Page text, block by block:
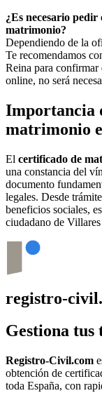
¿Es necesario
matrimonio?
Dependiendo de la
Te recomendamos
Reina para confirmar
online, no será
Importancia
matrimonio
El certificado de
una constancia del
documento
legales. Desde
beneficios sociales,
ciudadano de Villares
registro-
Gestiona tus
Registro-Civil.com
obtención de
toda España, con